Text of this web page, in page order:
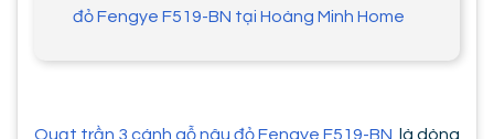
đỏ Fengye F519-BN tại Hoàng Minh Home
Quạt trần 3 cánh gỗ nâu đỏ Fengye F519-BN là dòng